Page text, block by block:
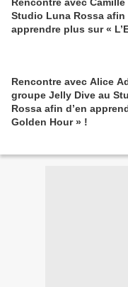
Studio Luna Rossa afin
apprendre plus sur «
Rencontre avec Alice
groupe Jelly Dive au
Rossa afin d’en
Golden Hour » !